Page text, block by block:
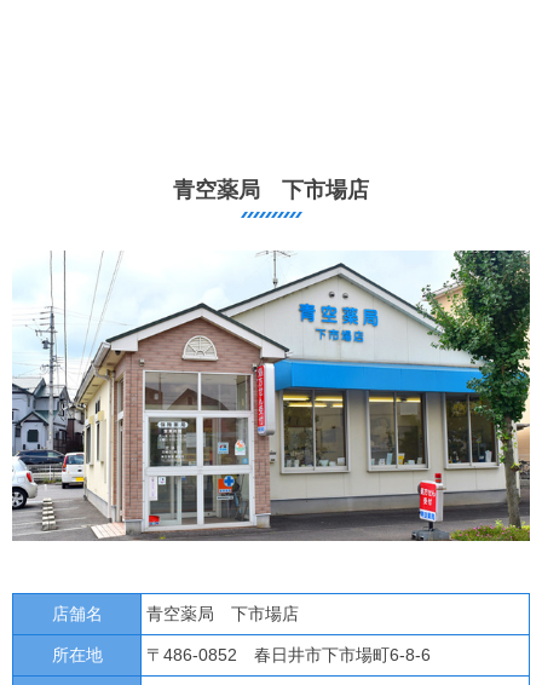
青空薬局 下市場店
店舗名 青空薬局 下市場店
所在地 〒486-0852 春日井市下市場町6-8-6